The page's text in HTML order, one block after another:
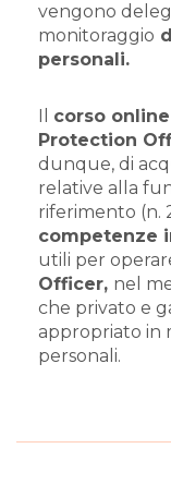
vengono
monitoraggio
personali.
corso online
Protection
dunque, di
relative alla
riferimento (n.
competenze
utili per
Officer, nel
che privato e
appropriato in
personali.